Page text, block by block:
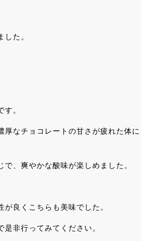
た。
。
なチョコレートの甘さが疲れた体に
、爽やかな酸味が楽しめました。
良くこちらも美味でした。
非行ってみてください。